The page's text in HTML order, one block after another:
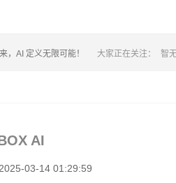
大家正在关注： 智
，AI 定义无限可能！
AI
03-14 01:29:59